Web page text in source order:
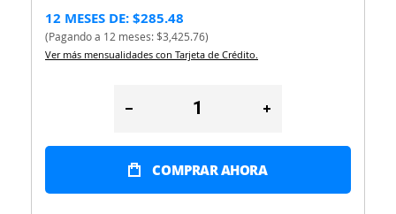
12 MESES DE: $285.48
(Pagando a 12 meses: $3,425.76)
Ver más mensualidades con Tarjeta de Crédito.
COMPRAR AHORA